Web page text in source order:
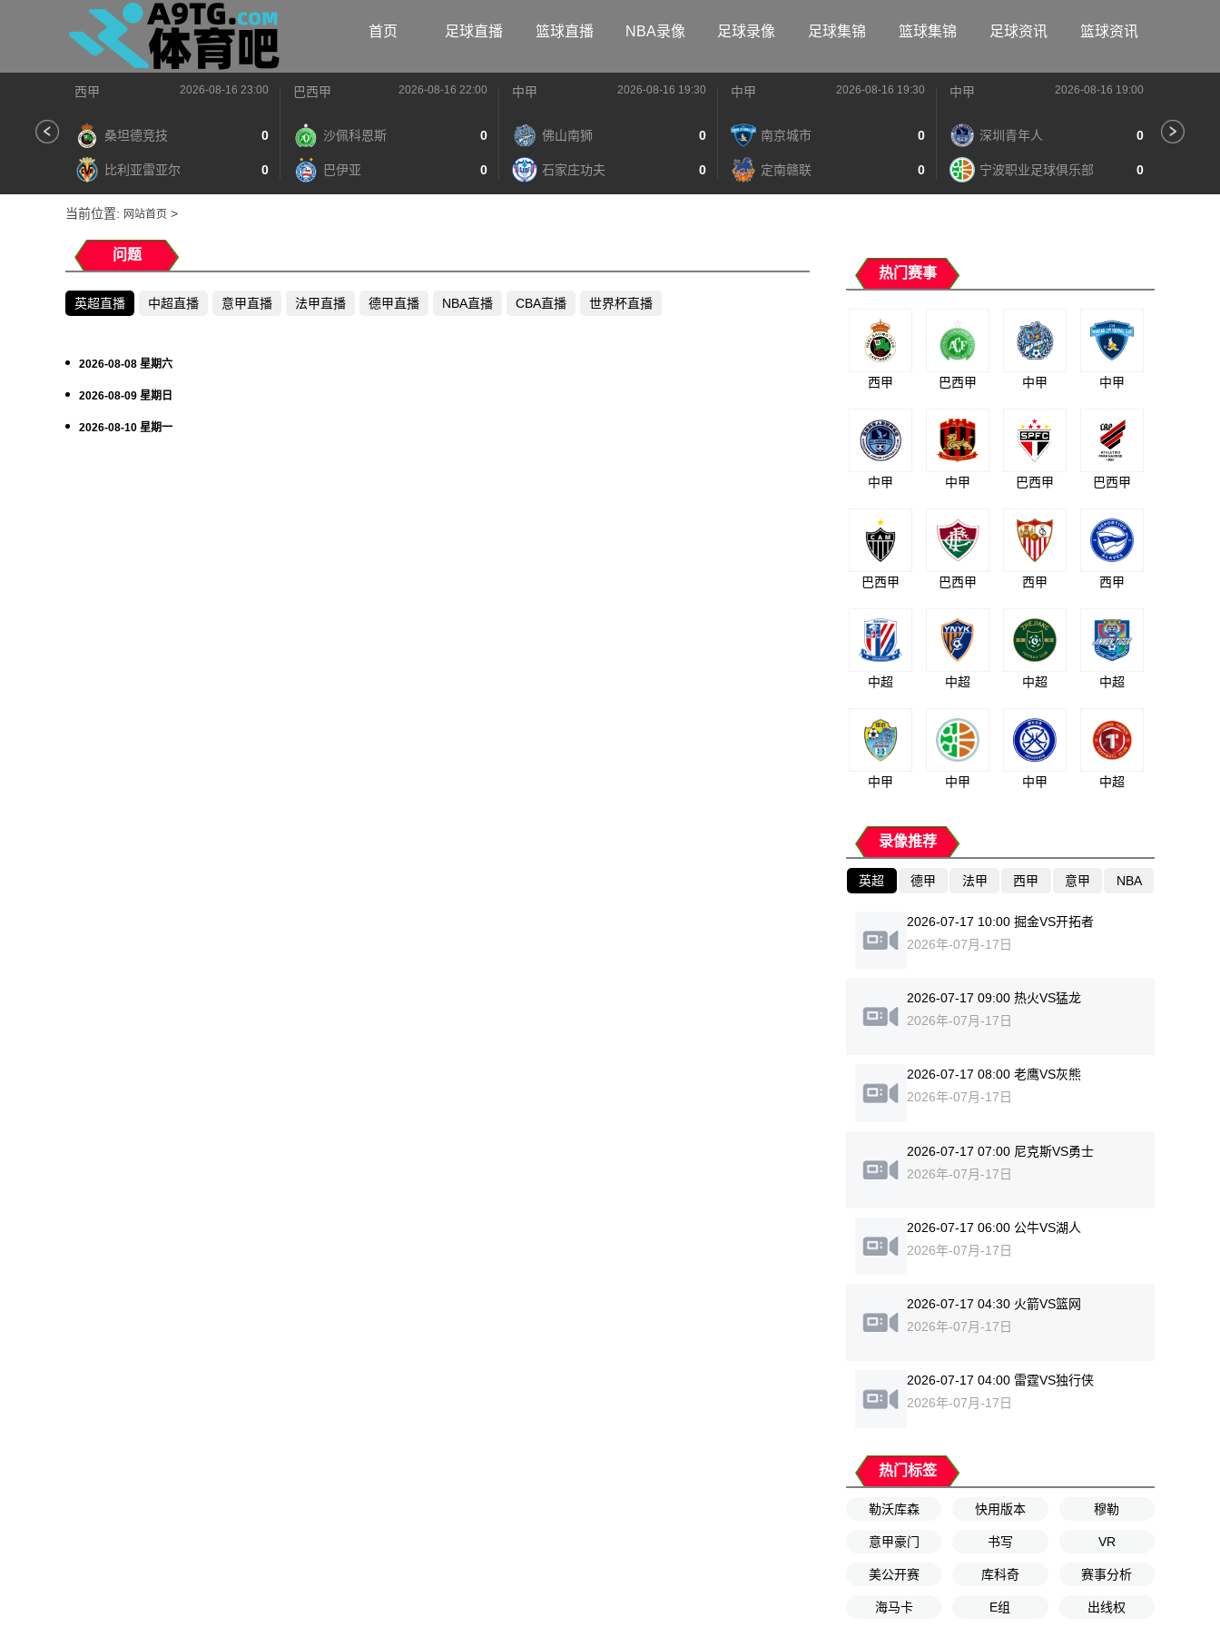
首页 足球直播 篮球直播 NBA录像 足球录像 足球集锦 篮球集锦 足球资讯 篮球资讯
西甲 2026-08-16 23:00
桑坦德竞技 0
比利亚雷亚尔 0
巴西甲 2026-08-16 22:00
沙佩科恩斯 0
巴伊亚 0
中甲 2026-08-16 19:30
佛山南狮 0
石家庄功夫 0
中甲 2026-08-16 19:30
南京城市 0
定南赣联 0
中甲 2026-08-16 19:00
深圳青年人 0
宁波职业足球俱乐部 0
当前位置: 网站首页 >
问题
英超直播 中超直播 意甲直播 法甲直播 德甲直播 NBA直播 CBA直播 世界杯直播
2026-08-08 星期六
2026-08-09 星期日
2026-08-10 星期一
热门赛事
西甲 巴西甲 中甲 中甲
中甲 中甲 巴西甲 巴西甲
巴西甲 巴西甲 西甲 西甲
中超 中超 中超 中超
中甲 中甲 中甲 中超
录像推荐
英超 德甲 法甲 西甲 意甲 NBA
2026-07-17 10:00 掘金VS开拓者
2026年-07月-17日
2026-07-17 09:00 热火VS猛龙
2026年-07月-17日
2026-07-17 08:00 老鹰VS灰熊
2026年-07月-17日
2026-07-17 07:00 尼克斯VS勇士
2026年-07月-17日
2026-07-17 06:00 公牛VS湖人
2026年-07月-17日
2026-07-17 04:30 火箭VS篮网
2026年-07月-17日
2026-07-17 04:00 雷霆VS独行侠
2026年-07月-17日
热门标签
勒沃库森 快用版本 穆勒
意甲豪门 书写 VR
美公开赛 库科奇 赛事分析
海马卡 E组 出线权